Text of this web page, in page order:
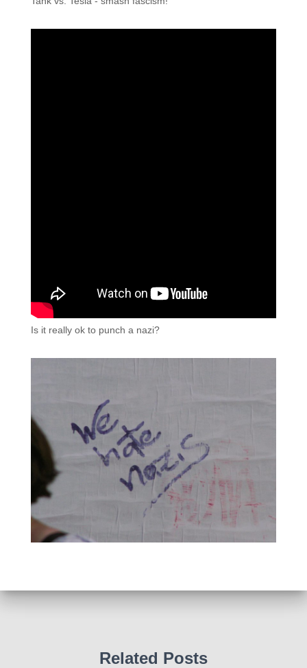
Is it really ok to punch a nazi?
Related Posts